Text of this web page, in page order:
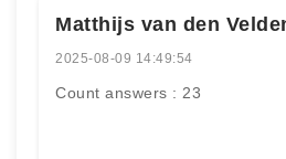
Matthijs van den
2025-08-09 14:49:54
Count answers : 23